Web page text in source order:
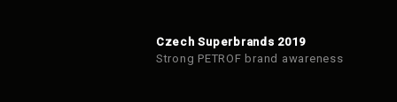
Czech Superbrands 2019
Strong PETROF brand awareness